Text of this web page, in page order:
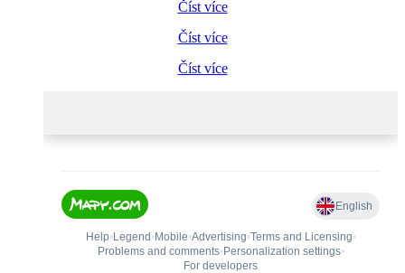
Číst více
Číst více
Číst více